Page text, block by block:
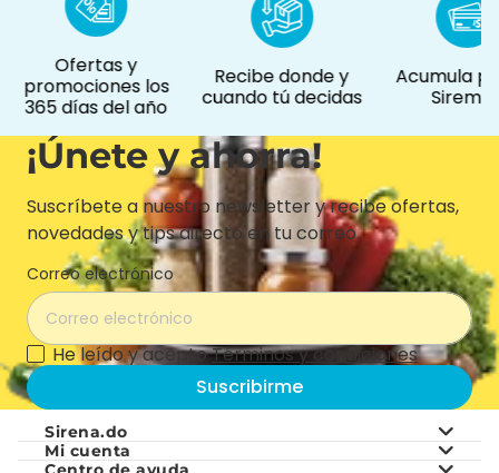
Ofertas y
promociones los
365 días del año
Recibe donde y
cuando tú decidas
Acumula
Siremás
¡Únete y ahorra!
Suscríbete a nuestro newsletter y recibe ofertas,
novedades y tips directo en tu correo.
Correo electrónico
He leído y aceptoTérminos y condiciones
Suscribirme
Sirena.do
Mi cuenta